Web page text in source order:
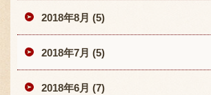
2018年8月 (5)
2018年7月 (5)
2018年6月 (7)